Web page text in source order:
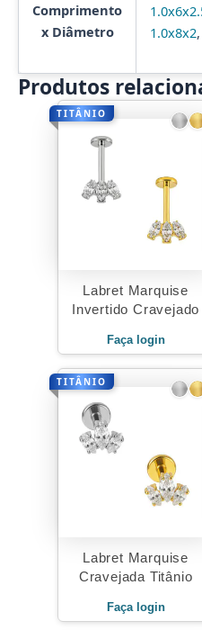
Comprimento
x Diâmetro
1.0x8x2,
Produtos
TITÂNIO
Labret Marquise
Invertido Cravejado
Faça login
TITÂNIO
Labret Marquise
Cravejada Titânio
Faça login